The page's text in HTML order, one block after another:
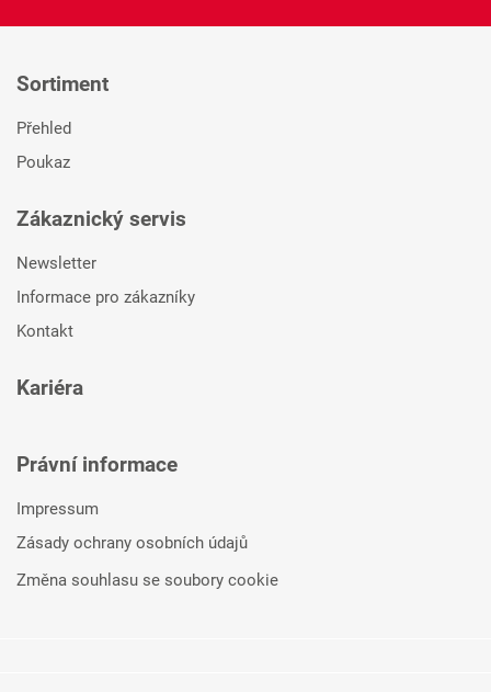
Sortiment
Přehled
Poukaz
Zákaznický servis
Newsletter
Informace pro zákazníky
Kontakt
Kariéra
Právní informace
Impressum
Zásady ochrany osobních údajů
Změna souhlasu se soubory cookie